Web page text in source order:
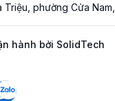
Triệu, phường Cửa
hành bởi SolidTech